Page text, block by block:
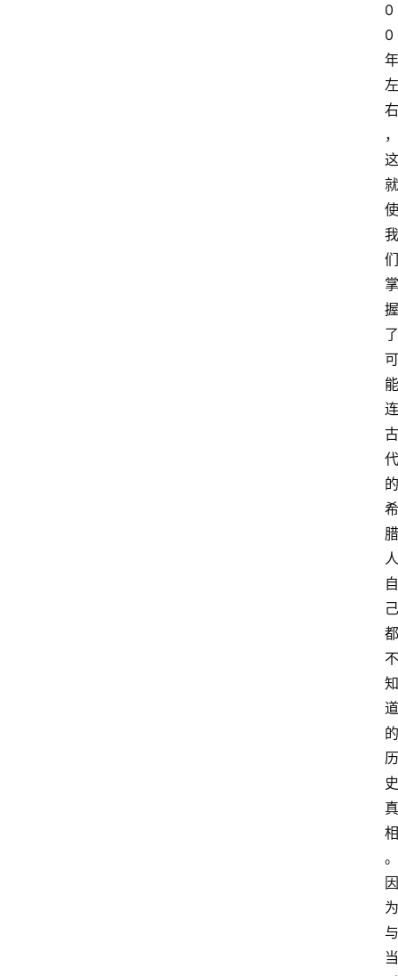
0
0
年
左
右
，
这
就
使
我
们
掌
握
了
可
能
连
古
代
的
希
腊
人
自
己
都
不
知
道
的
历
史
真
相
。
因
为
与
当